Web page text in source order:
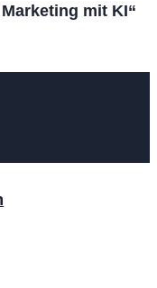
mit KI“